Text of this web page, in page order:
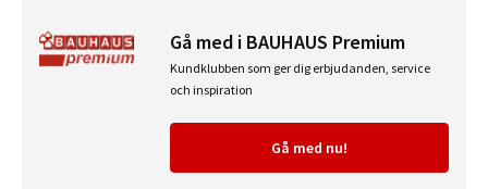
Gå med i BAUHAUS Premium
Kundklubben som ger dig erbjudanden, service
och inspiration
Gå med nu!